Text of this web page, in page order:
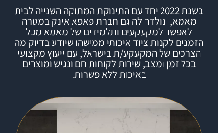
בשנת 2022 יחד עם התינוקת המתוקה השנייה לבית
מאמא, נולדה לה גם חברתפאפא אינקבמטרה
לאפשר למקעקעים ותלמידים של מאמא מכל
הזמנים לקנות ציוד איכותי ממישהו שיודע בדיוק מה
הצרכים של המקעקע/ת בישראל, עם ייעוץ מקצועי
בכל זמן ומצב, שירות לקוחות חם ונגיש ומוצרים
באיכות ללא פשרות.